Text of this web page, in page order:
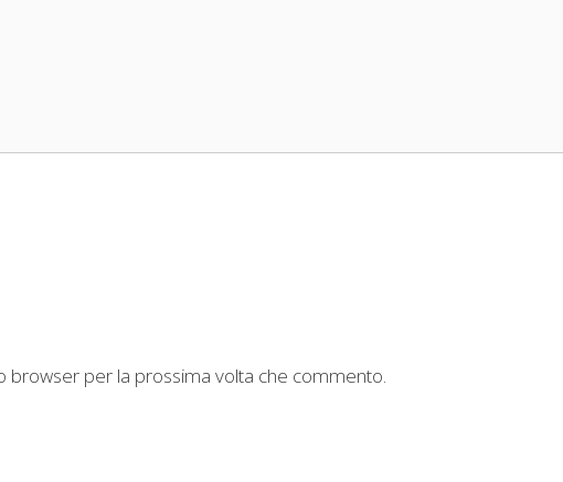
browser per la prossima volta che commento.